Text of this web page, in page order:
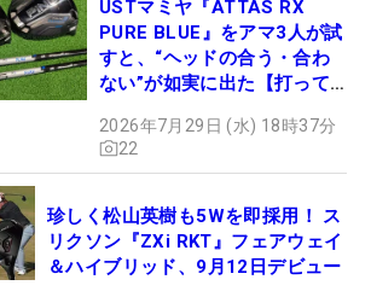
USTマミヤ『ATTAS RX
PURE BLUE』をアマ3人が試
すと、“ヘッドの合う・合わ
ない”が如実に出た【打って
2026年7月29日 (水) 18時37分
22
珍しく松山英樹も5Wを即採用！ ス
リクソン『ZXi RKT』フェアウェイ
＆ハイブリッド、9月12日デビュー